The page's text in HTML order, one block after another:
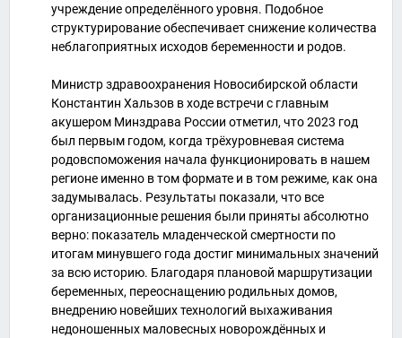
учреждение определённого уровня. Подобное
структурирование обеспечивает снижение количества
неблагоприятных исходов беременности и родов.
Министр здравоохранения Новосибирской области
Константин Хальзов в ходе встречи с главным
акушером Минздрава России отметил, что 2023 год
был первым годом, когда трёхуровневая система
родовспоможения начала функционировать в нашем
регионе именно в том формате и в том режиме, как она
задумывалась. Результаты показали, что все
организационные решения были приняты абсолютно
верно: показатель младенческой смертности по
итогам минувшего года достиг минимальных значений
за всю историю. Благодаря плановой маршрутизации
беременных, переоснащению родильных домов,
внедрению новейших технологий выхаживания
недоношенных маловесных новорождённых и